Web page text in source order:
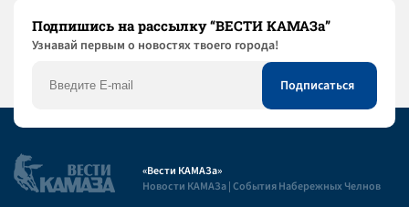
Подпишись на рассылку “ВЕСТИ КАМАЗа”
Узнaвай первым о новостях твоего города!
«Вести КАМАЗа»
Новости КАМАЗа | События Набережных Челнов